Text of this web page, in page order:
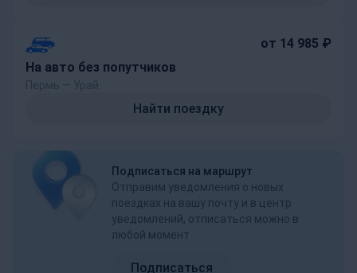
На авто без попутчиков
от 14 985 ₽
Найти поездку
Подписаться на маршрут
Отправим уведомления о новых
поездках на вашу почту и в центр
уведомлений, отписаться можно в
любой момент
Подписаться